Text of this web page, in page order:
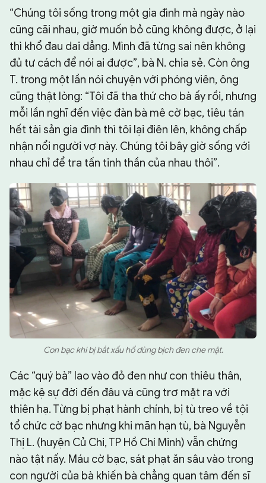
“Chúng tôi sống trong một gia đình mà ngày nào
cũng cãi nhau, giờ muốn bỏ cũng không được, ở lại
thì khổ đau dai dẳng. Mình đã từng sai nên không
đủ tư cách để nói ai được”, bà N. chia sẻ. Còn ông
T. trong một lần nói chuyện với phóng viên, ông
cũng thật lòng: “Tôi đã tha thứ cho bà ấy rồi, nhưng
mỗi lần nghĩ đến việc đàn bà mê cờ bạc, tiêu tán
hết tài sản gia đình thì tôi lại điên lên, không chấp
nhận nổi người vợ này. Chúng tôi bây giờ sống với
nhau chỉ để tra tấn tinh thần của nhau thôi”.
Con bạc khi bị bắt xấu hổ dùng bịch đen che mặt.
Các “quý bà” lao vào đỏ đen như con thiêu thân,
mặc kệ sự đời đến đâu và cũng trơ mặt ra với
thiên hạ. Từng bị phạt hành chính, bị tù treo về tội
tổ chức cờ bạc nhưng khi mãn hạn tù, bà Nguyễn
Thị L. (huyện Củ Chi, TP Hồ Chí Minh) vẫn chứng
nào tật nấy. Máu cờ bạc, sát phạt ăn sâu vào trong
con người của bà khiến bà chẳng quan tâm đến sĩ